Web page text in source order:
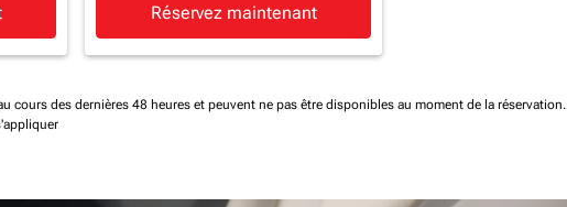
Réservez maintenant
cours des dernières 48 heures et peuvent ne pas être disponibles au moment de la réservation.